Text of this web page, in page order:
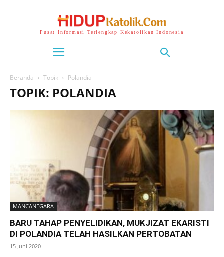
Pusat Informasi Terlengkap Kekatolikan Indonesia
Beranda Topik Polandia
TOPIK: POLANDIA
MANCANEGARA
BARU TAHAP PENYELIDIKAN, MUKJIZAT EKARISTI
DI POLANDIA TELAH HASILKAN PERTOBATAN
15 Juni 2020